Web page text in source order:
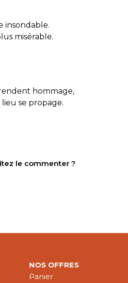
insondable.
misérable.
hommage,
se propage.
le commenter ?
NOS OFFRES
Panier